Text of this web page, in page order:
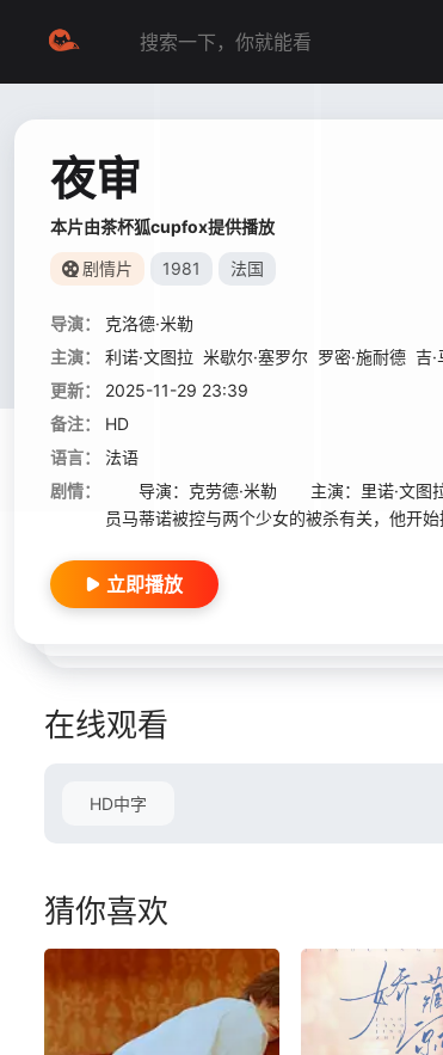
夜审
本片由茶杯狐cupfox提供播放
剧情片 1981 法国
导演：
克洛德·米勒
主演：
利诺·文图拉 米歇尔·塞罗尔 罗密·施耐德 吉
更新：
2025-11-29 23:39
备注：
HD
语言：
法语
剧情：
导演：克劳德·米勒 主演：里诺·文图
员马蒂诺被控与两个少女的被杀有关，他开
立即播放
在线观看
HD中字
猜你喜欢